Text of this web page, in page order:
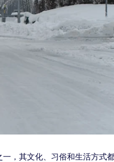
，其文化、习俗和生活方式